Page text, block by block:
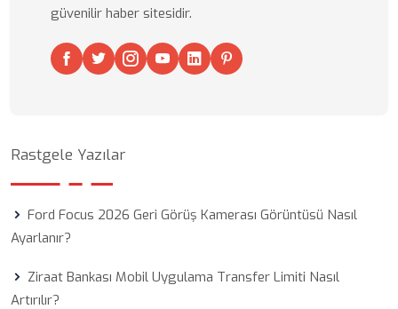
güvenilir haber sitesidir.
Rastgele Yazılar
Ford Focus 2026 Geri Görüş Kamerası Görüntüsü Nasıl
Ayarlanır?
Ziraat Bankası Mobil Uygulama Transfer Limiti Nasıl
Artırılır?